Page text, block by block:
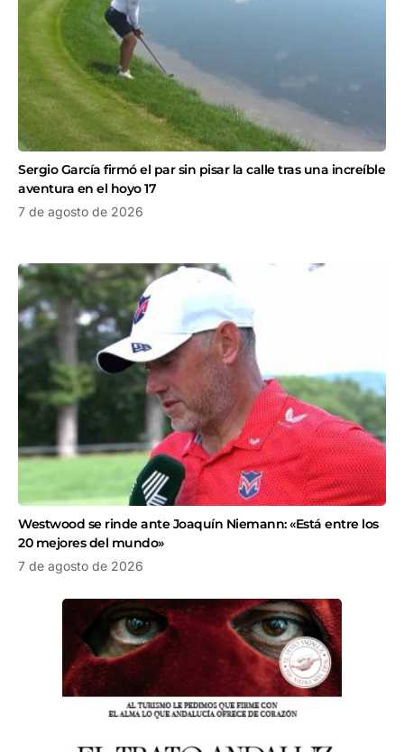
Sergio García firmó el par sin pisar la calle tras una increíble
aventura en el hoyo 17
7 de agosto de 2026
Westwood se rinde ante Joaquín Niemann: «Está entre los
20 mejores del mundo»
7 de agosto de 2026